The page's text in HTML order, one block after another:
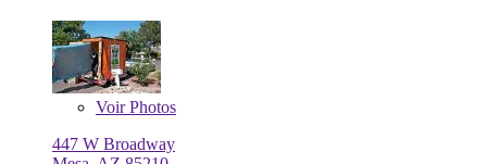
VoirPhotos
447 W Broadway